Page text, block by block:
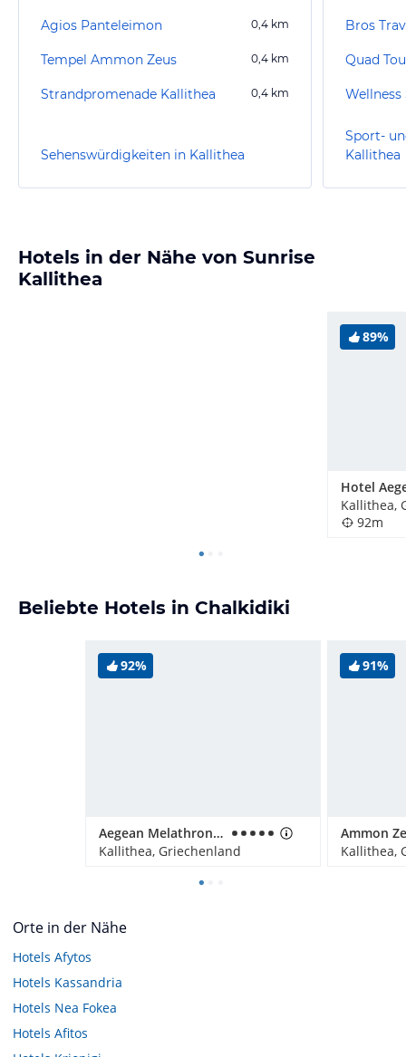
Agios Panteleimon 0,4 km
Tempel Ammon Zeus 0,4 km
Strandpromenade Kallithea 0,4 km
Sehenswürdigkeiten in Kallithea
Bros
Sport-
Kallithea
Hotels in der Nähe von Sunrise
Kallithea
89%
Hotel
Kallithea,
92m
Beliebte Hotels in Chalkidiki
92%
Aegean Melathron Thalasso Spa Hotel
Kallithea, Griechenland
91%
Kallithea,
Orte in der Nähe
Hotels Afytos
Hotels Kassandria
Hotels Nea Fokea
Hotels Afitos